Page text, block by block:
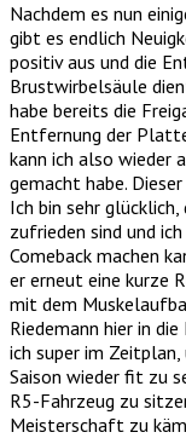
Nachdem es nun
gibt es endlich
positiv aus und die
Brustwirbelsäule
habe bereits die
Entfernung der
kann ich also wieder
gemacht habe.
Ich bin sehr
zufrieden sind und
Comeback machen
er erneut eine kurze
mit dem
Riedemann hier in
ich super im
Saison wieder fit zu
R5-Fahrzeug zu
Meisterschaft zu